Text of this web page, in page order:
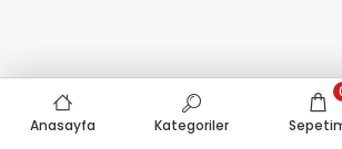
Anasayfa Kategoriler